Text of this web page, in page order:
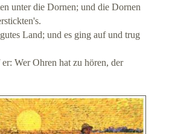
unter die Dornen; und die Dornen
Land; und es ging auf und trug
Wer Ohren hat zu hören, der